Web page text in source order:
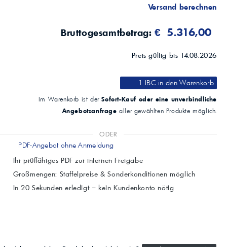
Versand berechnen
Bruttogesamtbetrag: € 5.316,00
Preis gültig bis 14.08.2026
1 IBCin den Warenkorb
Im Warenkorb ist derSofort-Kauf oder eine unverbindliche
Angebotsanfrage aller gewählten Produkte möglich.
ODER
PDF-Angebot ohne Anmeldung
Ihr prüffähiges PDF zur internen Freigabe
Großmengen: Staffelpreise & Sonderkonditionen möglich
In 20 Sekunden erledigt – kein Kundenkonto nötig